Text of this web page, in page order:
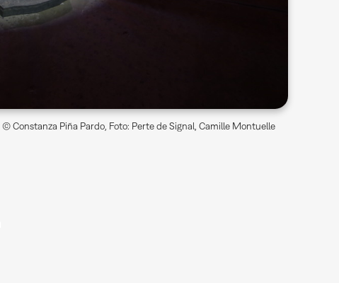
© Constanza Piña Pardo, Foto: Perte de Signal, Camille Montuelle